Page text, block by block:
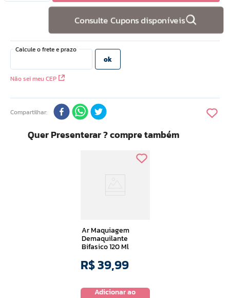
Consulte Cupons disponíveis
Não sei meu CEP
Compartilhar
Quer Presenterar ? compre também
Ar Maquiagem
Demaquilante
Bifasico 120 Ml
R$39,99
Adicionar ao